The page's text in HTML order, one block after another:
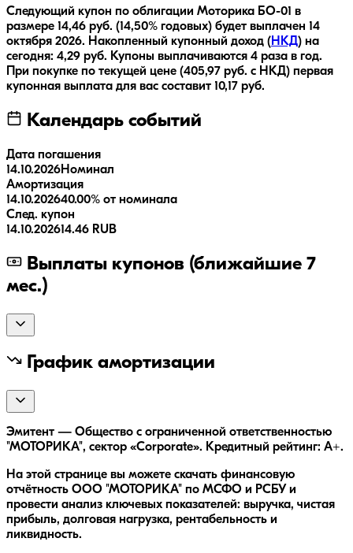
Следующий купон по облигации Моторика БO-01 в
размере 14,46 руб. (14,50% годовых) будет выплачен 14
октября 2026. Накопленный купонный доход ( НКД) на
сегодня: 4,29 руб. Купоны выплачиваются 4 раза в год.
При покупке по текущей цене (405,97 руб. с НКД) первая
купонная выплата для вас составит 10,17 руб.
Календарь событий
Дата погашения
14.10.2026Номинал
Амортизация
14.10.202640.00% от номинала
След. купон
14.10.202614.46 RUB
Выплаты купонов (ближайшие 7
мес.)
График амортизации
Эмитент — Общество с ограниченной ответственностью
"МОТОРИКА", сектор «Corporate». Кредитный рейтинг: A+.
На этой странице вы можете скачать финансовую
отчётность ООО "МОТОРИКА" по МСФО и РСБУ и
провести анализ ключевых показателей: выручка, чистая
прибыль, долговая нагрузка, рентабельность и
ликвидность.